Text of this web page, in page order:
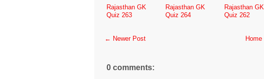
Rajasthan GK
Quiz 263
Rajasthan GK
Quiz 264
Rajasthan GK
Quiz 262
← Newer Post Home
0 comments: